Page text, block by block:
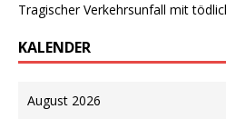
Tragischer Verkehrsunfall mit
KALENDER
August 2026